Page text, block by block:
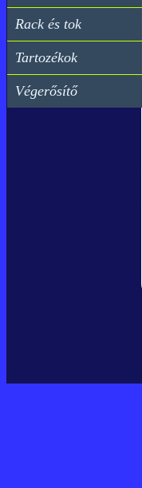
Rack és tok
Tartozékok
Végerősítő